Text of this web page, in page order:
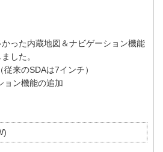
った内蔵地図＆ナビゲーション機能
した。
来のSDAは7インチ）
ョン機能の追加